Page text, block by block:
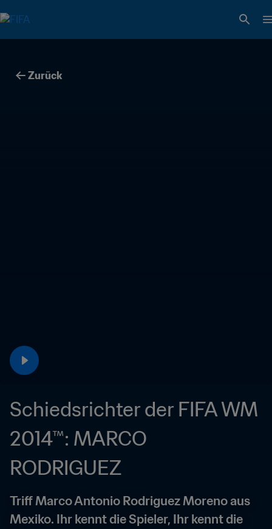
Zurück
Schiedsrichter der FIFA WM
2014™: MARCO
RODRIGUEZ
Triff Marco Antonio Rodriguez Moreno aus
Mexiko. Ihr kennt die Spieler, Ihr kennt die